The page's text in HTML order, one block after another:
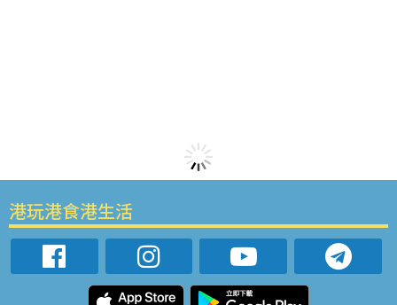
港玩港食港生活